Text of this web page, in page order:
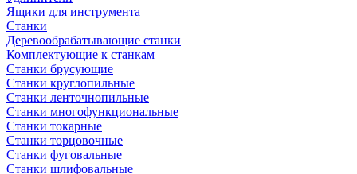
Ящики для инструмента
Станки
Деревообрабатывающие станки
Комплектующие к станкам
Станки брусующие
Станки круглопильные
Станки ленточнопильные
Станки многофункциональные
Станки токарные
Станки торцовочные
Станки фуговальные
Станки шлифовальные